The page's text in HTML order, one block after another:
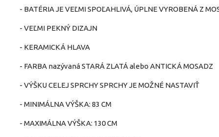
- BATÉRIA JE VEĽMI SPOĽAHLIVÁ, ÚPLNE VYROBENÁ Z
- VEĽMI PEKNÝ DIZAJN
- KERAMICKÁ HLAVA
- FARBA nazývaná STARÁ ZLATÁ alebo ANTICKÁ MOSADZ
- VÝŠKU CELEJ SPRCHY SPRCHY JE MOŽNÉ NASTAVIŤ
- MINIMÁLNA VÝŠKA: 83 CM
- MAXIMÁLNA VÝŠKA: 130 CM